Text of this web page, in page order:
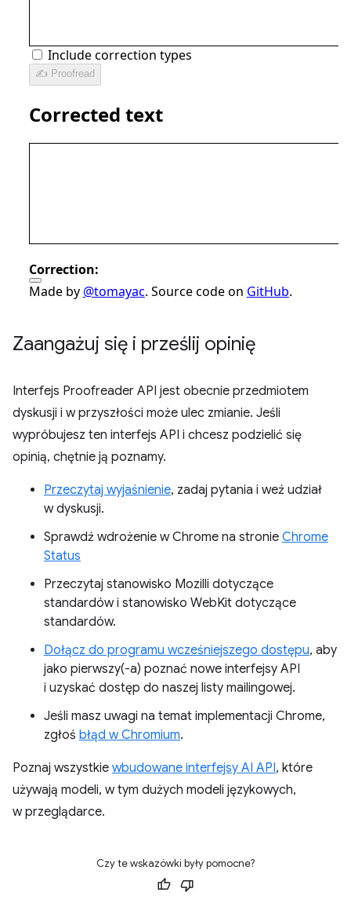
Zaangażuj się i prześlij opinię
Interfejs Proofreader API jest obecnie przedmiotem
dyskusji i w przyszłości może ulec zmianie. Jeśli
wypróbujesz ten interfejs API i chcesz podzielić się
opinią, chętnie ją poznamy.
Przeczytaj wyjaśnienie, zadaj pytania i weź udział
w dyskusji.
Sprawdź wdrożenie w Chrome na stronie Chrome
Status
Przeczytaj stanowisko Mozilli dotyczące
standardów i stanowisko WebKit dotyczące
standardów.
Dołącz do programu wcześniejszego dostępu, aby
jako pierwszy(-a) poznać nowe interfejsy API
i uzyskać dostęp do naszej listy mailingowej.
Jeśli masz uwagi na temat implementacji Chrome,
zgłoś błąd w Chromium.
Poznaj wszystkie wbudowane interfejsy AI API, które
używają modeli, w tym dużych modeli językowych,
w przeglądarce.
Czy te wskazówki były pomocne?